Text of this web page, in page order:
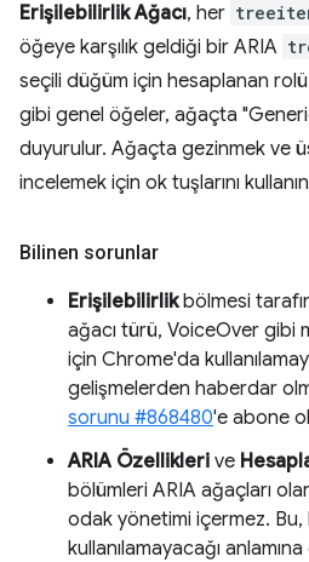
Erişilebilirlik Ağacı, her
öğeye karşılık geldiği bir ARIA
seçili düğüm için hesaplanan
gibi genel öğeler, ağaçta
duyurulur. Ağaçta gezinmek ve
incelemek için ok tuşlarını
Bilinen sorunlar
Erişilebilirlikbölmesi
ağacı türü, VoiceOver gibi
için Chrome'da
gelişmelerden haberdar
sorunu #868480'e abone
ARIA Özellikleri ve
bölümleri ARIA ağaçları
odak yönetimi içermez.
kullanılamayacağı anlamına